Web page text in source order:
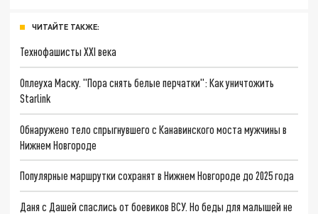
ЧИТАЙТЕ ТАКЖЕ:
Технофашисты XXI века
Оплеуха Маску. "Пора снять белые перчатки": Как уничтожить
Starlink
Обнаружено тело спрыгнувшего с Канавинского моста мужчины в
Нижнем Новгороде
Популярные маршрутки сохранят в Нижнем Новгороде до 2025 года
Даня с Дашей спаслись от боевиков ВСУ. Но беды для малышей не